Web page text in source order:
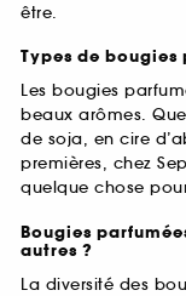
être.
Types de bougies
Les bougies
beaux arômes.
de soja, en cire
premières, chez
quelque chose
Bougies
autres ?
La diversité des